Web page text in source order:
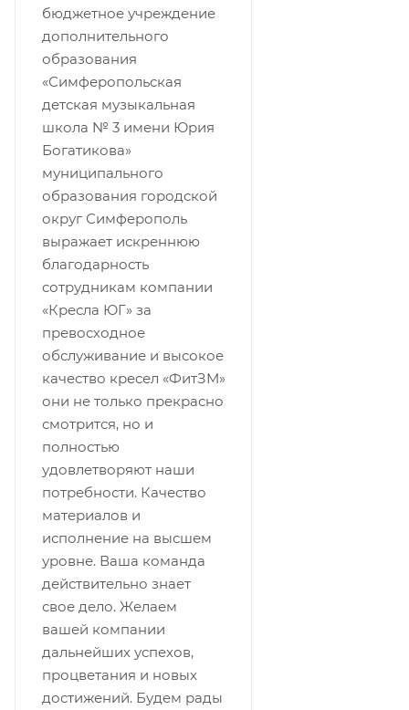
бюджетное учреждение
дополнительного
образования
«Симферопольская
детская музыкальная
школа № 3 имени Юрия
Богатикова»
муниципального
образования городской
округ Симферополь
выражает искреннюю
благодарность
сотрудникам компании
«Кресла ЮГ» за
превосходное
обслуживание и высокое
качество кресел «ФитЗМ»
они не только прекрасно
смотрится, но и
полностью
удовлетворяют наши
потребности. Качество
материалов и
исполнение на высшем
уровне. Ваша команда
действительно знает
свое дело. Желаем
вашей компании
дальнейших успехов,
процветания и новых
достижений. Будем рады